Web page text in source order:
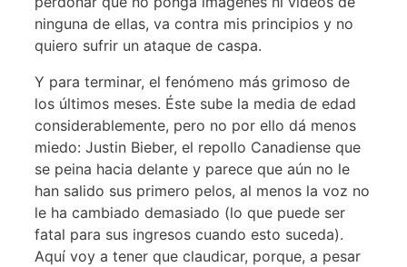
ninguna de ellas, va contra mis principios y no
quiero sufrir un ataque de caspa.
Y para terminar, el fenómeno más grimoso de
los últimos meses. Éste sube la media de edad
considerablemente, pero no por ello dá menos
miedo: Justin Bieber, el repollo Canadiense que
se peina hacia delante y parece que aún no le
han salido sus primero pelos, al menos la voz no
le ha cambiado demasiado (lo que puede ser
fatal para sus ingresos cuando esto suceda).
Aquí voy a tener que claudicar, porque, a pesar